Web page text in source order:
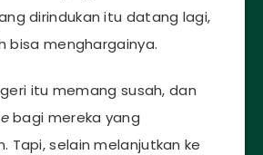
dirindukan itu datang lagi,
bisa menghargainya.
itu memang susah, dan
bagi mereka yang
Tapi, selain melanjutkan ke